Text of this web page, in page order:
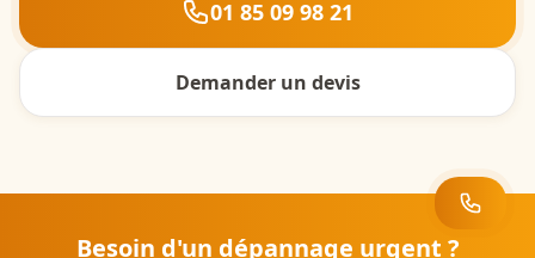
01 85 09 98 21
Demander un devis
Besoin d'un dépannage urgent ?